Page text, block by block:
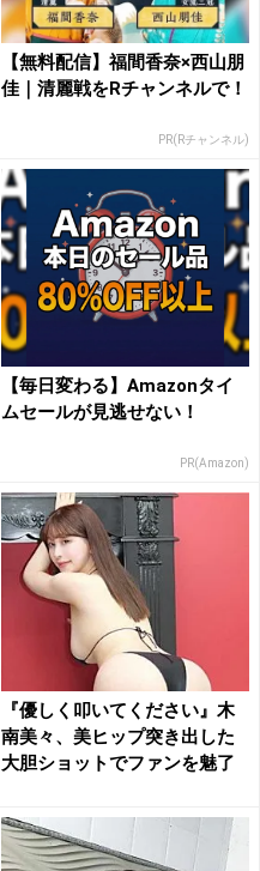
【無料配信】福間香奈×西山朋
佳｜清麗戦をRチャンネルで！
PR(Rチャンネル)
【毎日変わる】Amazonタイ
ムセールが見逃せない！
PR(Amazon)
『優しく叩いてください』木
南美々、美ヒップ突き出した
大胆ショットでファンを魅了